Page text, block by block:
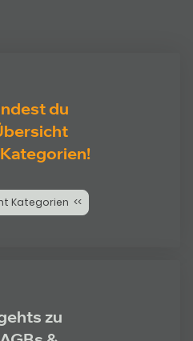
du
Kategorien <<
zu